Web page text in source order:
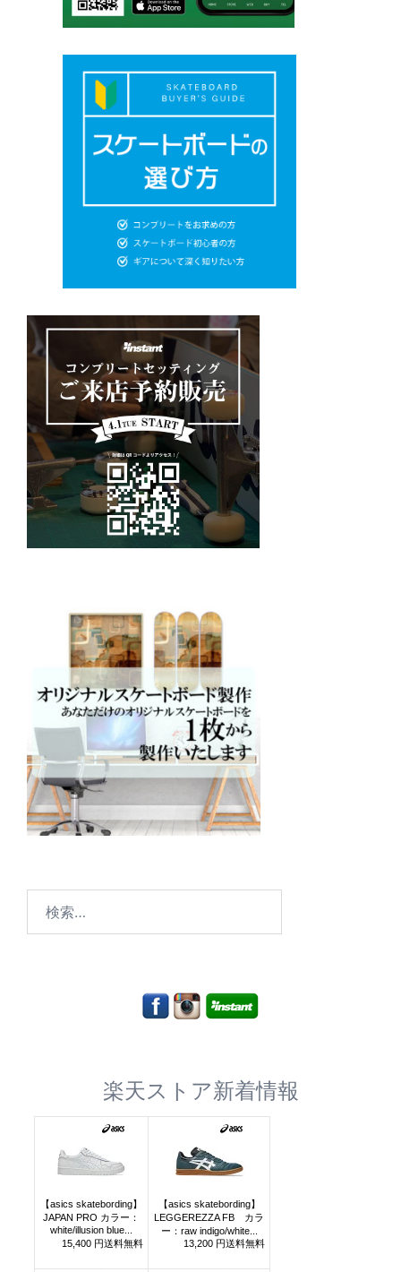
楽天ストア新着情報